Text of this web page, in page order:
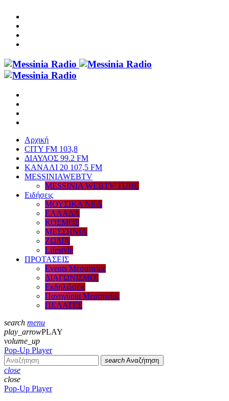
Αρχική
CITY FM 103,8
ΔΙΑΥΛΟΣ 99.2 FM
ΚΑΝΑΛΙ 20 107,5 FM
MESSINIAWEBTV
MESSINIA WEBTV TUBE
Eιδήσεις
ΜΟΥΣΙΚΑ ΝΕΑ
ΕΛΛΑΔΑ
ΚΟΣΜΟΣ
ΜΕΣΣΗΝΙΑ
ΖΩΔΙΑ
Lifestyle
ΠΡΟΤΑΣΕΙΣ
Events Μεσσηνίας
ΔΙΑΓΩΝΙΣΜΟΙ
Εκδηλώσεις
Πανηγύρια Μεσσηνίας
ΠΕΛΑΤΕΣ
search menu
play_arrowPLAY
volume_up
Pop-Up Player
search Αναζήτηση
close
close
Pop-Up Player